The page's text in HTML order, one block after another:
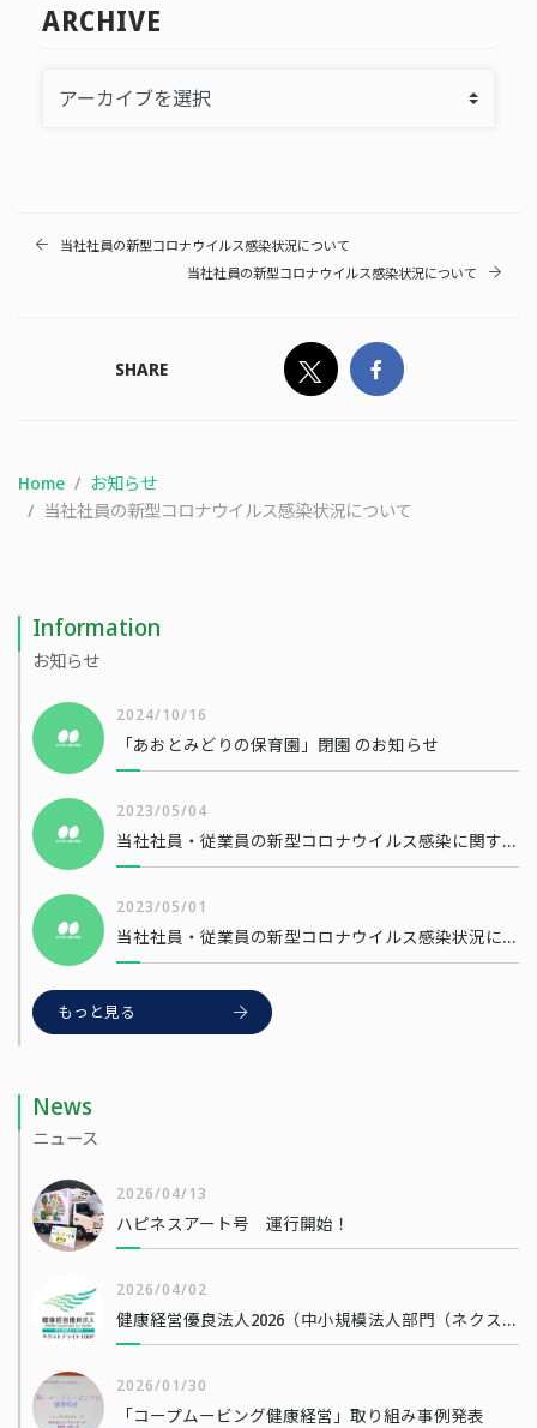
ARCHIVE
当社社員の新型コロナウイルス感染状況について
当社社員の新型コロナウイルス感染状況について
SHARE
Home
お知らせ
当社社員の新型コロナウイルス感染状況について
Information
お知らせ
2024/10/16
「あおとみどりの保育園」閉園 のお知らせ
2023/05/04
当社社員・従業員の新型コロナウイルス感染に関するお知らせ
2023/05/01
当社社員・従業員の新型コロナウイルス感染状況について
もっと見る
News
ニュース
2026/04/13
ハピネスアート号 運行開始！
2026/04/02
健康経営優良法人2026（中小規模法人部門（ネクストブライト1000））
2026/01/30
「コープムービング健康経営」取り組み事例発表